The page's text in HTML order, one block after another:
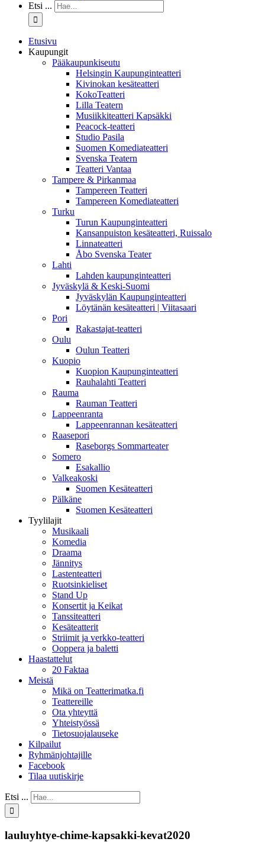
Etsi ...
Etusivu
Kaupungit
Pääkaupunkiseutu
Helsingin Kaupunginteatteri
Kivinokan kesäteatteri
KokoTeatteri
Lilla Teatern
Musiikkiteatteri Kapsäkki
Peacock-teatteri
Studio Pasila
Suomen Komediateatteri
Svenska Teatern
Teatteri Vantaa
Tampere & Pirkanmaa
Tampereen Teatteri
Tampereen Komediateatteri
Turku
Turun Kaupunginteatteri
Kansanpuiston kesäteatteri, Ruissalo
Linnateatteri
Åbo Svenska Teater
Lahti
Lahden kaupunginteatteri
Jyväskylä & Keski-Suomi
Jyväskylän Kaupunginteatteri
Löytänän kesäteatteri | Viitasaari
Pori
Rakastajat-teatteri
Oulu
Oulun Teatteri
Kuopio
Kuopion Kaupunginteatteri
Rauhalahti Teatteri
Rauma
Rauman Teatteri
Lappeenranta
Lappeenrannan kesäteatteri
Raasepori
Raseborgs Sommarteater
Somero
Esakallio
Valkeakoski
Suomen Kesäteatteri
Pälkäne
Suomen Kesäteatteri
Tyylilajit
Musikaali
Komedia
Draama
Jännitys
Lastenteatteri
Ruotsinkieliset
Stand Up
Konsertit ja Keikat
Tanssiteatteri
Kesäteatterit
Striimit ja verkko-teatteri
Ooppera ja baletti
Haastattelut
20 Faktaa
Meistä
Mikä on Teatterimatka.fi
Teattereille
Ota yhteyttä
Yhteistyössä
Tietosuojalauseke
Kilpailut
Ryhmänjohtajille
Facebook
Tilaa uutiskirje
Etsi ...
lauluyhtye-chime-kapsakki-kevat2020